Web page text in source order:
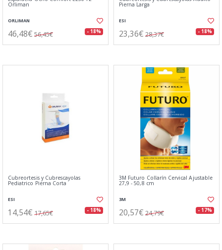
Orliman
ORLIMAN
46,48€ 56,45€ - 18%
Pierna Larga
ESI
23,36€ 28,37€ - 18%
Cubreortesis y Cubrescayolas
Pediatrico Pierna Corta
ESI
14,54€ 17,65€ - 18%
3M Futuro Collarín Cervical Ajustable
27,9 - 50,8 cm
3M
20,57€ 24,79€ - 17%